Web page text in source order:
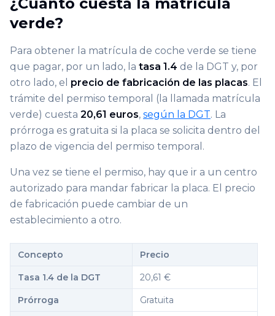
verde?
Para obtener la matrícula de coche verde se tiene
que pagar, por un lado, la tasa 1.4 de la DGT y, por
otro lado, el precio de fabricación de las placas. El
trámite del permiso temporal (la llamada matrícula
verde) cuesta 20,61 euros, según la DGT. La
prórroga es gratuita si la placa se solicita dentro del
plazo de vigencia del permiso temporal.
Una vez se tiene el permiso, hay que ir a un centro
autorizado para mandar fabricar la placa. El precio
de fabricación puede cambiar de un
establecimiento a otro.
Concepto Precio
Tasa 1.4 de la DGT 20,61 €
Prórroga Gratuita